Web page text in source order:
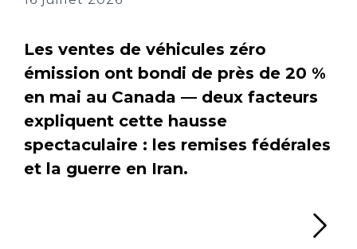
Les ventes de véhicules zéro
émission ont bondi de près de 20 %
en mai au Canada — deux facteurs
expliquent cette hausse
spectaculaire : les remises fédérales
et la guerre en Iran.